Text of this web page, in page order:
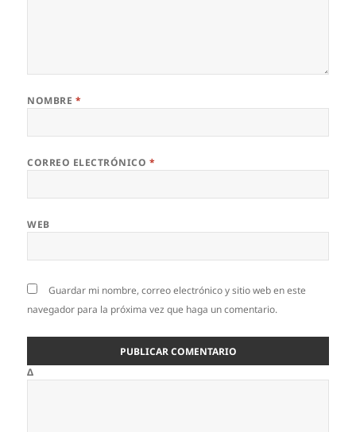
NOMBRE *
CORREO ELECTRÓNICO *
WEB
Guardar mi nombre, correo electrónico y sitio web en este
navegador para la próxima vez que haga un comentario.
Δ